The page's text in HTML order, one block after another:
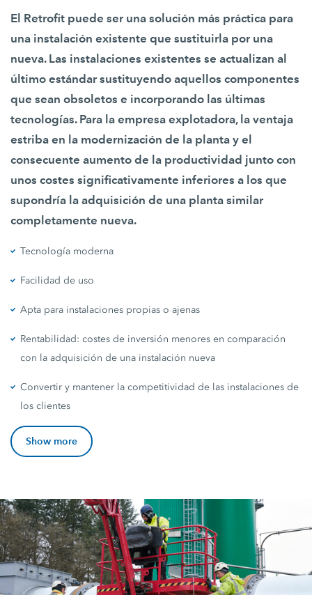
El Retrofit puede ser una solución más práctica para
una instalación existente que sustituirla por una
nueva. Las instalaciones existentes se actualizan al
último estándar sustituyendo aquellos componentes
que sean obsoletos e incorporando las últimas
tecnologías. Para la empresa explotadora, la ventaja
estriba en la modernización de la planta y el
consecuente aumento de la productividad junto con
unos costes significativamente inferiores a los que
supondría la adquisición de una planta similar
completamente nueva.
Tecnología moderna
Facilidad de uso
Apta para instalaciones propias o ajenas
Rentabilidad: costes de inversión menores en comparación
con la adquisición de una instalación nueva
Convertir y mantener la competitividad de las instalaciones de
los clientes
Show more